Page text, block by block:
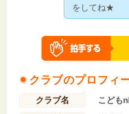
をしてね★
クラブのプロフィ
クラブ名
こども